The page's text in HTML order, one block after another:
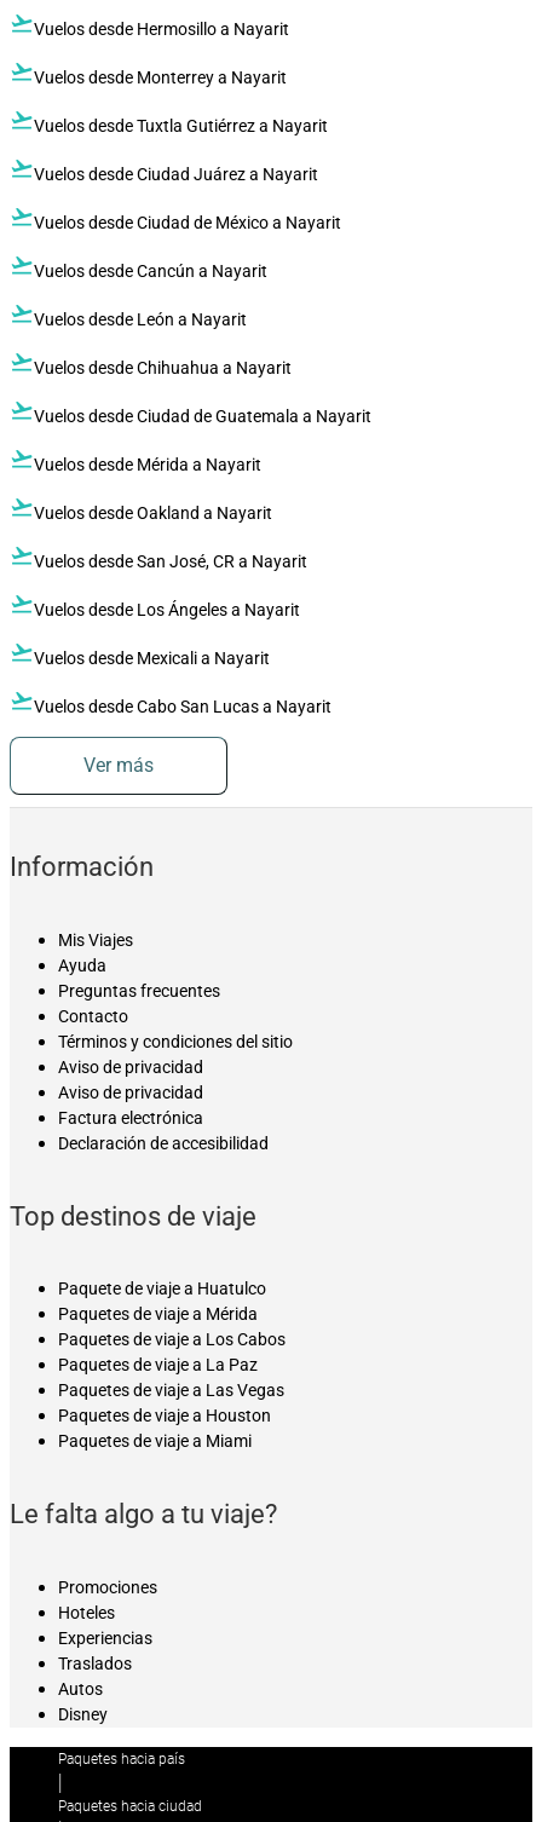
flight_takeoffVuelos desde Hermosillo a Nayarit
flight_takeoffVuelos desde Monterrey a Nayarit
flight_takeoffVuelos desde Tuxtla Gutiérrez a Nayarit
flight_takeoffVuelos desde Ciudad Juárez a Nayarit
flight_takeoffVuelos desde Ciudad de México a Nayarit
flight_takeoffVuelos desde Cancún a Nayarit
flight_takeoffVuelos desde León a Nayarit
flight_takeoffVuelos desde Chihuahua a Nayarit
flight_takeoffVuelos desde Ciudad de Guatemala a Nayarit
flight_takeoffVuelos desde Mérida a Nayarit
flight_takeoffVuelos desde Oakland a Nayarit
flight_takeoffVuelos desde San José, CR a Nayarit
flight_takeoffVuelos desde Los Ángeles a Nayarit
flight_takeoffVuelos desde Mexicali a Nayarit
flight_takeoffVuelos desde Cabo San Lucas a Nayarit
Ver más
Información
Mis Viajes
Ayuda
Preguntas frecuentes
Contacto
Términos y condiciones del sitio
Aviso de privacidad
Aviso de privacidad
Factura electrónica
Declaración de accesibilidad
Top destinos de viaje
Paquete de viaje a Huatulco
Paquetes de viaje a Mérida
Paquetes de viaje a Los Cabos
Paquetes de viaje a La Paz
Paquetes de viaje a Las Vegas
Paquetes de viaje a Houston
Paquetes de viaje a Miami
Le falta algo a tu viaje?
Promociones
Hoteles
Experiencias
Traslados
Autos
Disney
Paquetes hacia país
|
Paquetes hacia ciudad